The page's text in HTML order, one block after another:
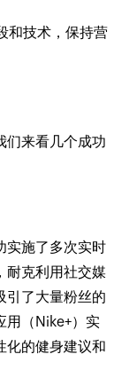
和技术，保持营
们来看几个成功
实施了多次实时
耐克利用社交媒
引了大量粉丝的
用（Nike+）实
化的健身建议和